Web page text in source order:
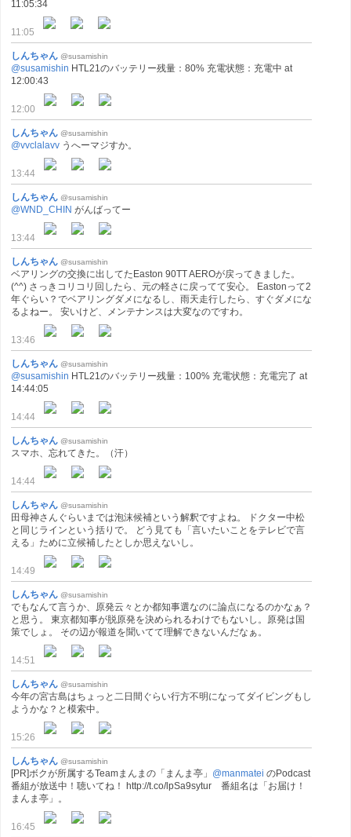
11:05:34
11:05
しんちゃん @susamishin
@susamishin HTL21のバッテリー残量：80% 充電状態：充電中 at
12:00:43
12:00
しんちゃん @susamishin
@vvclalavv うへーマジすか。
13:44
しんちゃん @susamishin
@WND_CHIN がんばってー
13:44
しんちゃん @susamishin
ベアリングの交換に出してたEaston 90TT AEROが戻ってきました。
(^^) さっきコリコリ回したら、元の軽さに戻ってて安心。 Eastonって2
年ぐらい？でベアリングダメになるし、雨天走行したら、すぐダメにな
るよねー。 安いけど、メンテナンスは大変なのですわ。
13:46
しんちゃん @susamishin
@susamishin HTL21のバッテリー残量：100% 充電状態：充電完了 at
14:44:05
14:44
しんちゃん @susamishin
スマホ、忘れてきた。（汗）
14:44
しんちゃん @susamishin
田母神さんぐらいまでは泡沫候補という解釈ですよね。 ドクター中松
と同じラインという括りで。 どう見ても「言いたいことをテレビで言
える」ために立候補したとしか思えないし。
14:49
しんちゃん @susamishin
でもなんて言うか、原発云々とか都知事選なのに論点になるのかなぁ？
と思う。 東京都知事が脱原発を決められるわけでもないし。原発は国
策でしょ。 その辺が報道を聞いてて理解できないんだなぁ。
14:51
しんちゃん @susamishin
今年の宮古島はちょっと二日間ぐらい行方不明になってダイビングもし
ようかな？と模索中。
15:26
しんちゃん @susamishin
[PR]ボクが所属するTeamまんまの「まんま亭」 @manmatei のPodcast
番組が放送中！聴いてね！ http://t.co/lpSa9sytur 番組名は「お届け！
まんま亭」。
16:45